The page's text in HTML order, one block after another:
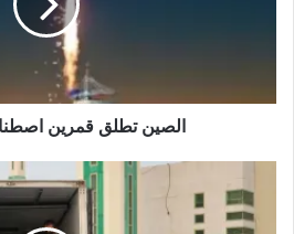
ب
الصين تطلق قمرين